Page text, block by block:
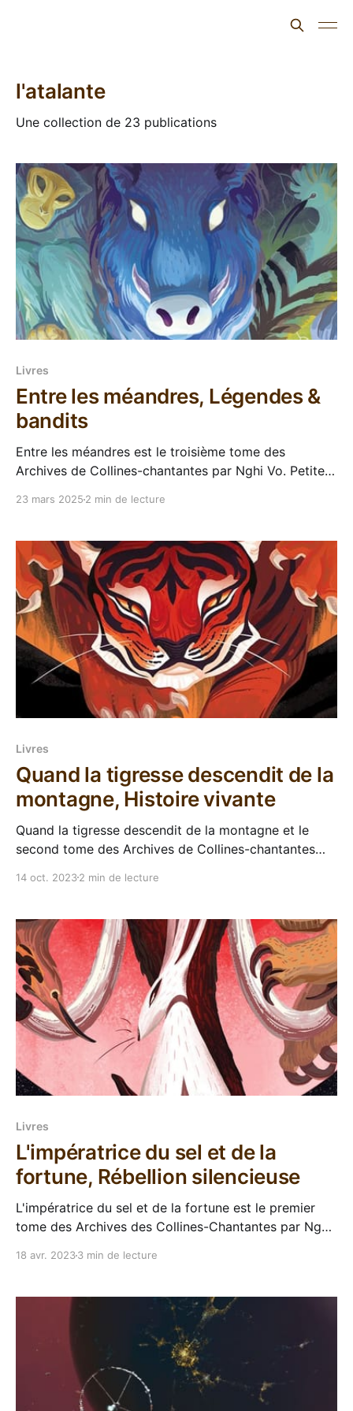
l'atalante
Une collection de 23 publications
Livres
Entre les méandres, Légendes &
bandits
Entre les méandres est le troisième tome des
Archives de Collines-chantantes par Nghi Vo. Petite
se présente toujours sous un
23 mars 2025 2 min de lecture
Livres
Quand la tigresse descendit de la
montagne, Histoire vivante
Quand la tigresse descendit de la montagne et le
second tome des Archives de Collines-chantantes
retourner dans l'univers envoûtant des Collines-
Vo, Quand la tigresse descendit de
14 oct. 20232 min de lecture
Livres
L'impératrice du sel et de la
fortune, Rébellion silencieuse
L'impératrice du sel et de la fortune est le premier
tome des Archives des Collines-Chantantes par Nghi
18 avr. 20233 min de lecture